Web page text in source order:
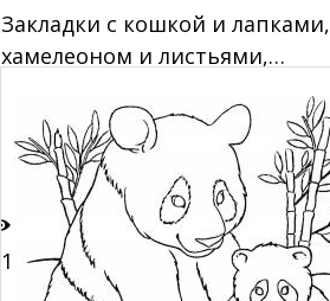
Закладки с кошкой и лапками,
хамелеоном и листьями,
бананами
11